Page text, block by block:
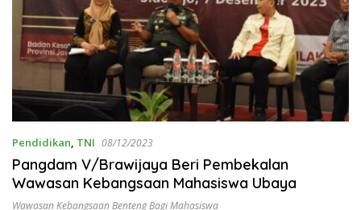
Pendidikan, TNI 08/12/2023
Pangdam V/Brawijaya Beri Pembekalan
Wawasan Kebangsaan Mahasiswa Ubaya
Wawasan Kebangsaan Benteng Bagi Mahasiswa